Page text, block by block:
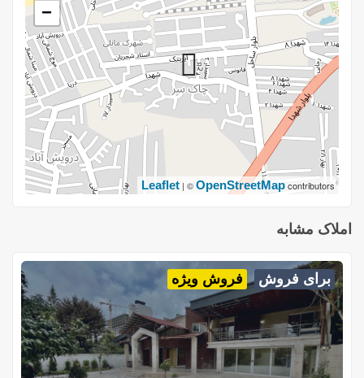
−
Leaflet | ©OpenStreetMapcontributors
املاک مشابه
برای فروش فروش ویژه